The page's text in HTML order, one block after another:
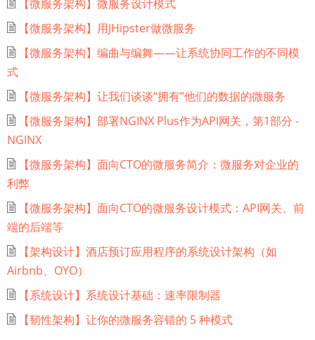
【微服务架构】微服务设计模式
【微服务架构】用JHipster做微服务
【微服务架构】编曲与编舞——让系统协同工作的不同模
式
【微服务架构】让我们谈谈“拥有”他们的数据的微服务
【微服务架构】部署NGINX Plus作为API网关，第1部分 -
NGINX
【微服务架构】面向CTO的微服务简介：微服务对企业的
利弊
【微服务架构】面向CTO的微服务设计模式：API网关、前
端的后端等
【架构设计】酒店预订应用程序的系统设计架构（如
Airbnb、OYO）
【系统设计】系统设计基础：速率限制器
【韧性架构】让你的微服务容错的 5 种模式